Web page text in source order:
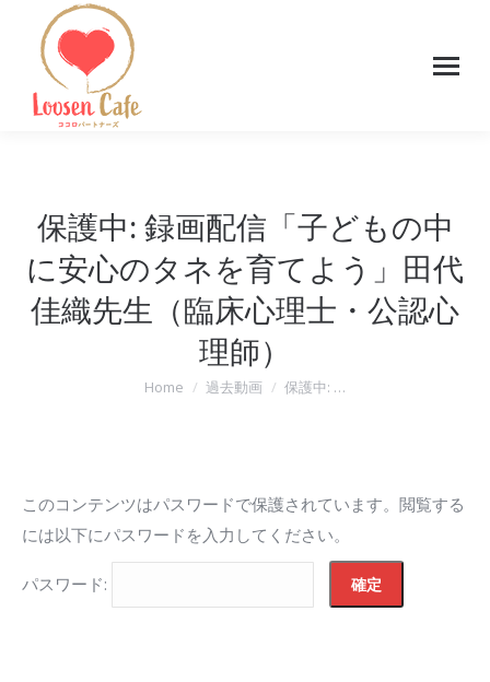
保護中: 録画配信「子どもの中
に安心のタネを育てよう」田代
佳織先生（臨床心理士・公認心
理師）
You are here:
Home 過去動画 保護中: …
このコンテンツはパスワードで保護されています。閲覧する
には以下にパスワードを入力してください。
パスワード: